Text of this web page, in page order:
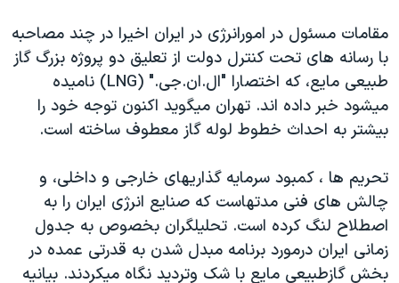
همایش محافظه‌کاران آمریکا «سی‌پک»
صفحه‌های ویژه
سفر پرزیدنت ترامپ به چین
مقامات مسئول در امورانرژی در ايران اخيرا در چند مصاحبه
با رسانه های تحت کنترل دولت از تعليق دو پروژه بزرگ گاز
طبيعی مايع، که اختصارا "ال.ان.جی." (LNG) ناميده
ميشود خبر داده اند. تهران ميگويد اکنون توجه خود را
بيشتر به احداث خطوط لوله گاز معطوف ساخته است.
تحريم ها ، کمبود سرمايه گذاريهای خارجی و داخلی، و
چالش های فنی مدتهاست که صنايع انرژی ايران را به
اصطلاح لنگ کرده است. تحليلگران بخصوص به جدول
زمانی ايران درمورد برنامه مبدل شدن به قدرتی عمده در
بخش گازطبيعی مايع با شک وترديد نگاه ميکردند. بيانيه